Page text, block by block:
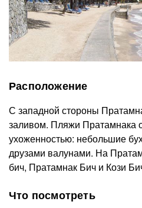
Расположение
С западной стороны
заливом. Пляжи Пратамнака
ухоженностью: небольшие
друзами валунами. На
бич, Пратамнак Бич и Кози
Что посмотреть